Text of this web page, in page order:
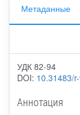
Метаданные
УДК 82-94
DOI: 10.31483/
Аннотация